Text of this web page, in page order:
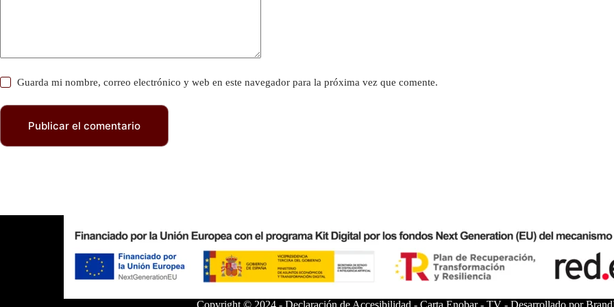
Guarda mi nombre, correo electrónico y web en este navegador para la próxima vez que comente.
Publicar el comentario